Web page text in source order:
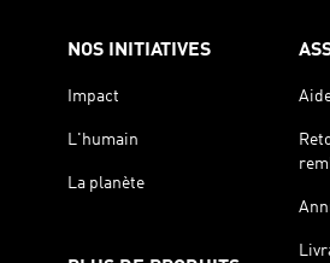
NOS INITIATIVES
Impact
L'humain
La planète